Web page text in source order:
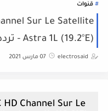
قنوات
Sur Le Satellite
Astra 1L (19.2°E) - تردد قناة
electrosaid 07 مارس 2021
HD Channel Sur Le